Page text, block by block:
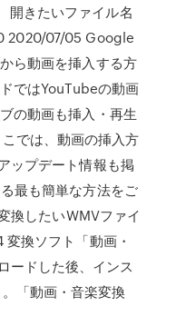
開きたいファイル名
2020/07/05 Google
ら動画を挿入する方
ではYouTubeの動画
の動画も挿入・再生
では、動画の挿入方
ップデート情報も掲
最も簡単な方法をご
換したいWMVファイ
換ソフト「動画・
ードした後、インス
「動画・音楽変換